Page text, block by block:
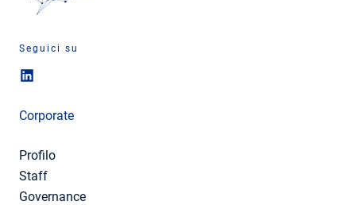
Seguici su
Corporate
Profilo
Staff
Governance